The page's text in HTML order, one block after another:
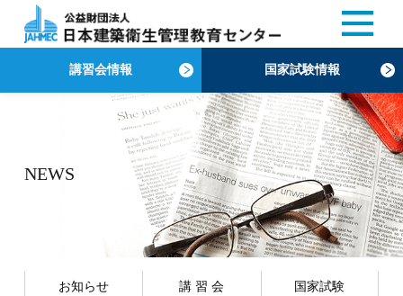
講習会情報 国家試験情報
NEWS
お知らせ 講 習 会 国家試験